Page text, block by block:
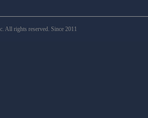
rights reserved. Since 2011